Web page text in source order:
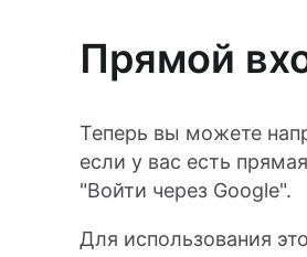
Прямой
Теперь вы можете
если у вас есть
"Войти через Google".
Для использования